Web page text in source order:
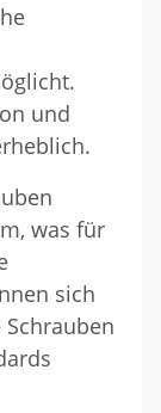
und
was für
sich